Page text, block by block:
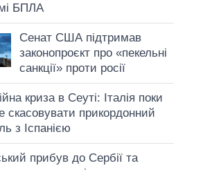
БПЛА
Сенат США підтримав
законопроєкт про «пекельні
санкції» проти росії
криза в Сеуті: Італія поки
скасовувати прикордонний
з Іспанією
прибув до Сербії та